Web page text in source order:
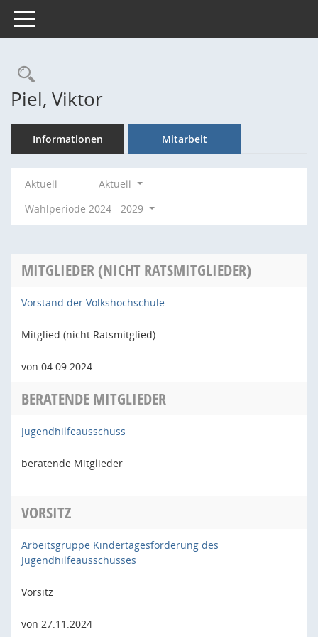
Toggle navigation
Rechercheauswahl
Piel, Viktor
Informationen Mitarbeit
Aktuell
Aktuell
Wahlperiode 2024 - 2029
MITGLIEDER (NICHT RATSMITGLIEDER)
Vorstand der Volkshochschule
Mitglied (nicht Ratsmitglied)
von 04.09.2024
BERATENDE MITGLIEDER
Jugendhilfeausschuss
beratende Mitglieder
VORSITZ
Arbeitsgruppe Kindertagesförderung des
Jugendhilfeausschusses
Vorsitz
von 27.11.2024